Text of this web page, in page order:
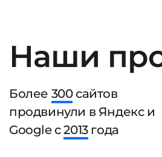
Наши
Более 300сайтов
продвинули в Яндекс и
Google с2013года